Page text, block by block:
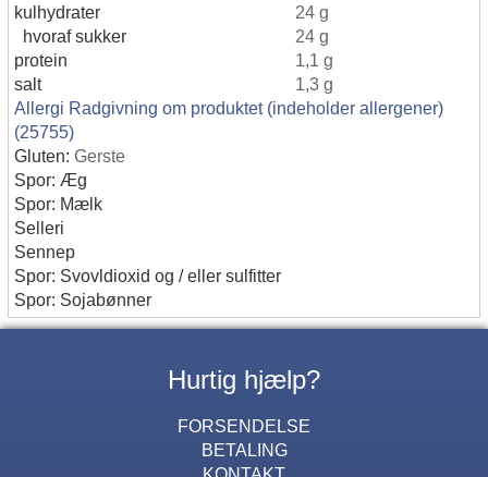
kulhydrater
24 g
hvoraf sukker
24 g
protein
1,1 g
salt
1,3 g
Allergi Radgivning om produktet (indeholder allergener)
(25755)
Gluten: Gerste
Spor: Æg
Spor: Mælk
Selleri
Sennep
Spor: Svovldioxid og / eller sulfitter
Spor: Sojabønner
Hurtig hjælp?
FORSENDELSE
BETALING